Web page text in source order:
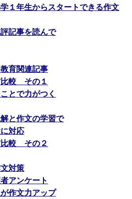
１年生からスタートできる作文
記事を読んで
育関連記事
比較 その１
とで力がつく
と作文の学習で
対応
比較 その２
対策
アンケート
作文力アップ